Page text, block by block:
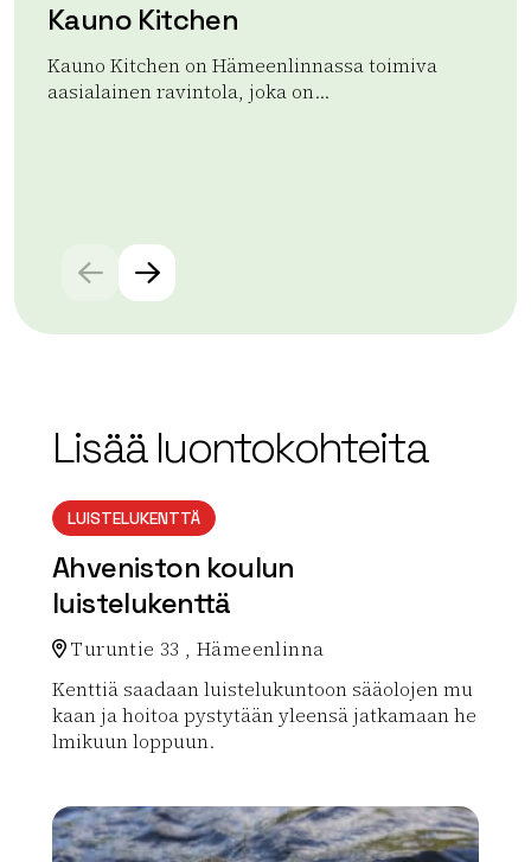
Kauno Kitchen
Kauno Kitchen on Hämeenlinnassa toimiva
aasialainen ravintola, joka on...
Lisää luontokohteita
LUISTELUKENTTÄ
Ahveniston koulun
luistelukenttä
Turuntie 33 , Hämeenlinna
Kenttiä saadaan luistelukuntoon sääolojen mu
kaan ja hoitoa pystytään yleensä jatkamaan he
lmikuun loppuun.
array(0) { }